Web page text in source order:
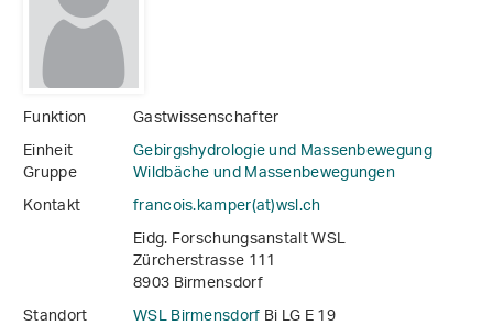
Funktion
Gastwissenschafter
Einheit
Gebirgshydrologie und Massenbewegung
Gruppe
Wildbäche und Massenbewegungen
Kontakt
francois.kamper(at)wsl.ch
Eidg. Forschungsanstalt WSL
Zürcherstrasse 111
8903 Birmensdorf
Standort
WSL BirmensdorfBi LG E 19